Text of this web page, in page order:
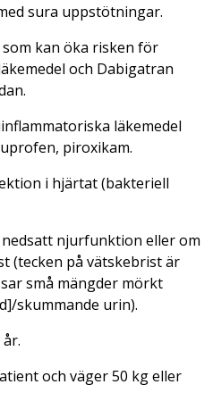
sura uppstötningar.
kan öka risken för
och Dabigatran
läkemedel
piroxikam.
i hjärtat (bakteriell
njurfunktion eller om
(tecken på vätskebrist är
små mängder mörkt
skummande urin).
och väger 50 kg eller